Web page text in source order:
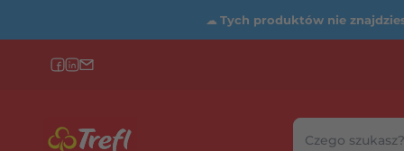
☁ Tych produktów nie
Szukaj w
Wybierz